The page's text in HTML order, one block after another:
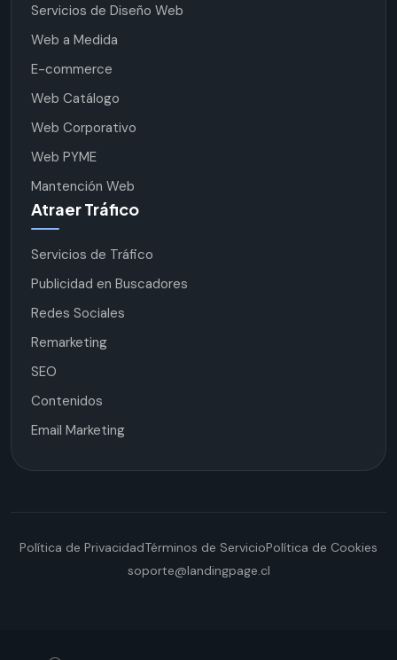
Servicios de Diseño Web
Web a Medida
E-commerce
Web Catálogo
Web Corporativo
Web PYME
Mantención Web
Atraer Tráfico
Servicios de Tráfico
Publicidad en Buscadores
Redes Sociales
Remarketing
SEO
Contenidos
Email Marketing
Política de PrivacidadTérminos de ServicioPolítica de Cookies
soporte@landingpage.cl